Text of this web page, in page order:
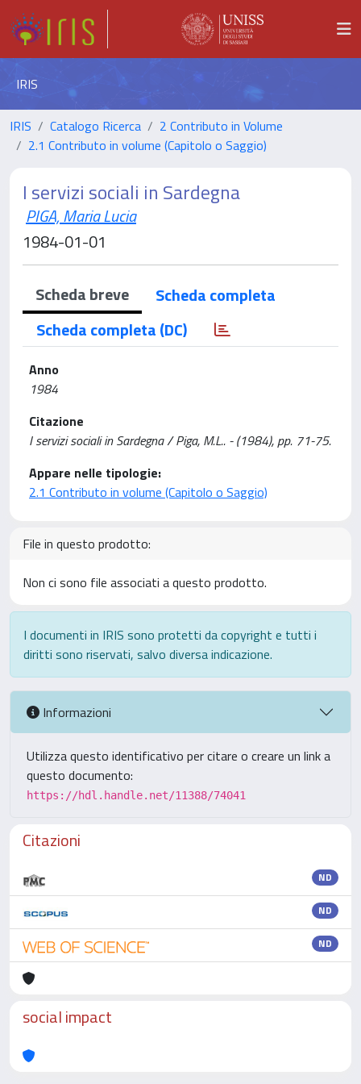
IRIS
IRIS Catalogo Ricerca
2 Contributo in Volume
2.1 Contributo in volume (Capitolo o Saggio)
I servizi sociali in Sardegna
PIGA, Maria Lucia
1984-01-01
Scheda breve
Scheda completa
Scheda completa (DC)
Anno
1984
Citazione
I servizi sociali in Sardegna / Piga, M.L.. - (1984), pp. 71-75.
Appare nelle tipologie:
2.1 Contributo in volume (Capitolo o Saggio)
File in questo prodotto:
Non ci sono file associati a questo prodotto.
I documenti in IRIS sono protetti da copyright e tutti i
diritti sono riservati, salvo diversa indicazione.
Informazioni
Utilizza questo identificativo per citare o creare un link a
questo documento:
https://hdl.handle.net/11388/74041
Citazioni
ND
ND
ND
social impact